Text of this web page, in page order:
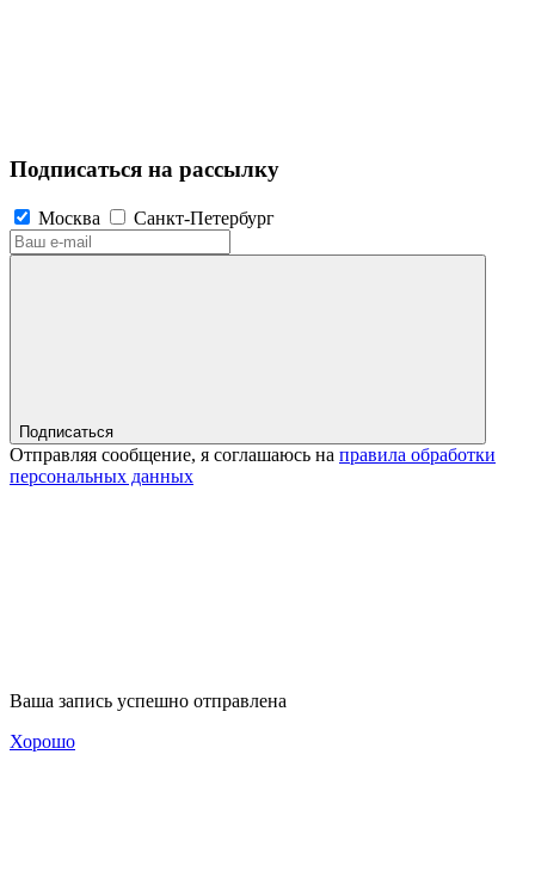
Подписаться на рассылку
Москва Санкт-Петербург
Подписаться
Отправляя сообщение, я соглашаюсь на правила обработки
персональных данных
Ваша запись успешно отправлена
Хорошо